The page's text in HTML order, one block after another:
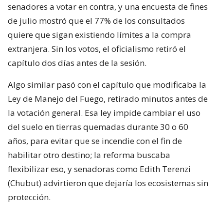
senadores a votar en contra, y una encuesta de fines
de julio mostró que el 77% de los consultados
quiere que sigan existiendo límites a la compra
extranjera. Sin los votos, el oficialismo retiró el
capítulo dos días antes de la sesión.
Algo similar pasó con el capítulo que modificaba la
Ley de Manejo del Fuego, retirado minutos antes de
la votación general. Esa ley impide cambiar el uso
del suelo en tierras quemadas durante 30 o 60
años, para evitar que se incendie con el fin de
habilitar otro destino; la reforma buscaba
flexibilizar eso, y senadoras como Edith Terenzi
(Chubut) advirtieron que dejaría los ecosistemas sin
protección.